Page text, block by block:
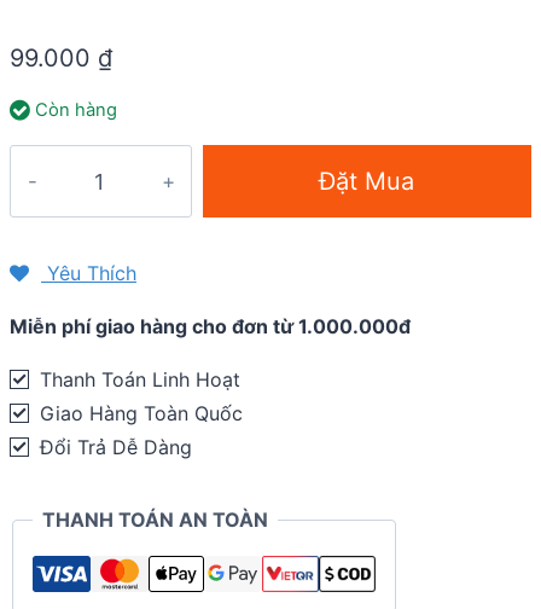
99.000 ₫
Còn hàng
Jett
gắn
sườn
xe
đạp
Đặt Mua
Yêu Thích
Miễn phí giao hàng cho đơn từ 1.000.000đ
Thanh Toán Linh Hoạt
Giao Hàng Toàn Quốc
Đổi Trả Dễ Dàng
THANH TOÁN AN TOÀN